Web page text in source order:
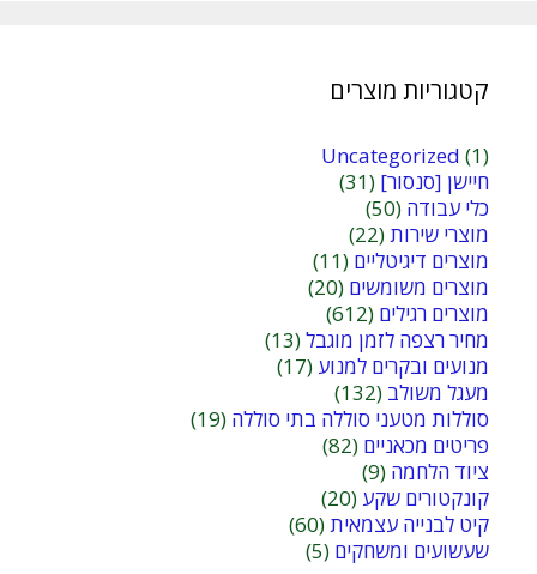
קטגוריות מוצרים
Uncategorized (1)
חיישן [סנסור] (31)
כלי עבודה (50)
מוצרי שירות(22)
מוצרים דיגיטליים (11)
מוצרים משומשים (20)
מוצרים רגילים (612)
מחיר רצפה לזמן מוגבל(13)
מנועים ובקרים למנוע (17)
מעגל משולב (132)
סוללות מטעני סוללה בתי סוללה (19)
פריטים מכאניים (82)
ציוד הלחמה (9)
קונקטורים שקע (20)
קיט לבנייה עצמאית(60)
שעשועים ומשחקים (5)